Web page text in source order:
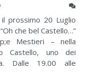
prossimo 20 Luglio
che bel Castello…”
Mestieri – nella
Castello, uno dei
Dalle 19.00 alle